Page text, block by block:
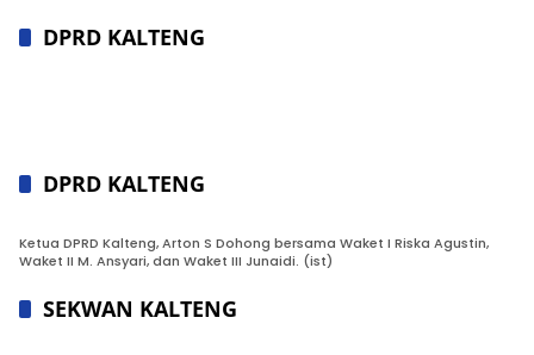
DPRD KALTENG
DPRD KALTENG
Ketua DPRD Kalteng, Arton S Dohong bersama Waket I Riska Agustin,
Waket II M. Ansyari, dan Waket III Junaidi. (ist)
SEKWAN KALTENG